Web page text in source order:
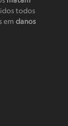
todos
em danos